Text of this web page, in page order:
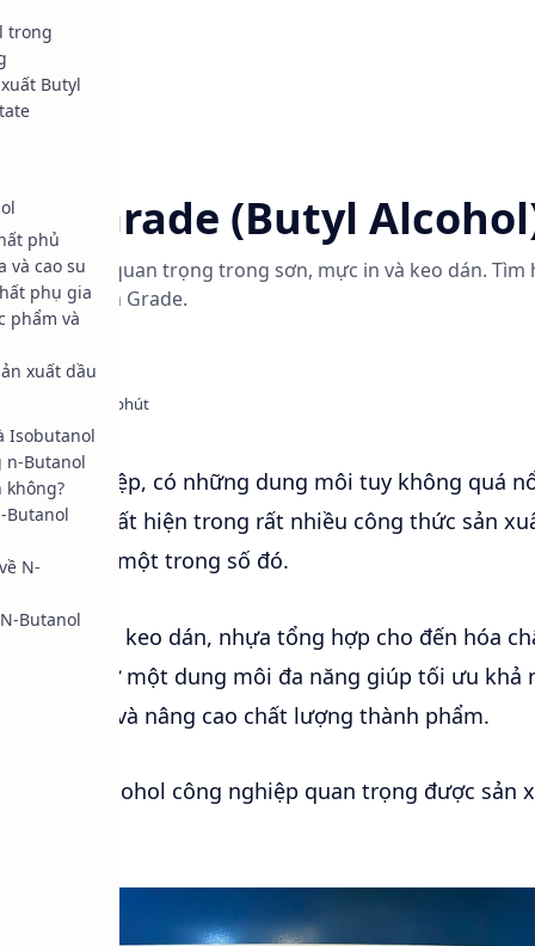
Grade (Butyl
nghiệp quan trọng trong sơn, mực in và keo dán. Tìm
High Grade.
công nghiệp, có những dung môi tuy không quá
lại xuất hiện trong rất nhiều công thức sản
là một trong số đó.
mực in, keo dán, nhựa tổng hợp cho đến hóa
vai trò như một dung môi đa năng giúp tối ưu khả
gia công và nâng cao chất lượng thành phẩm.
những alcohol công nghiệp quan trọng được sản
trong
Butyl
phủ
và cao su
phụ gia
phẩm và
xuất dầu
Isobutanol
n-Butanol
không?
Butanol
N-
Butanol